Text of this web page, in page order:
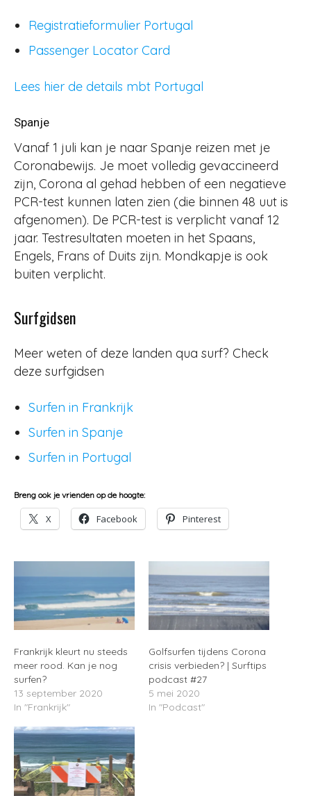
Registratieformulier Portugal
Passenger Locator Card
Lees hier de details mbt Portugal
Spanje
Vanaf 1 juli kan je naar Spanje reizen met je
Coronabewijs. Je moet volledig gevaccineerd
zijn, Corona al gehad hebben of een negatieve
PCR-test kunnen laten zien (die binnen 48 uut is
afgenomen). De PCR-test is verplicht vanaf 12
jaar. Testresultaten moeten in het Spaans,
Engels, Frans of Duits zijn. Mondkapje is ook
buiten verplicht.
Surfgidsen
Meer weten of deze landen qua surf? Check
deze surfgidsen
Surfen in Frankrijk
Surfen in Spanje
Surfen in Portugal
Breng ook je vrienden op de hoogte:
X Facebook Pinterest
Frankrijk kleurt nu steeds
meer rood. Kan je nog
surfen?
13 september 2020
In "Frankrijk"
Golfsurfen tijdens Corona
crisis verbieden? | Surftips
podcast #27
5 mei 2020
In "Podcast"